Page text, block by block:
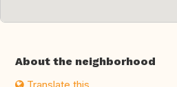
About the neighborhood